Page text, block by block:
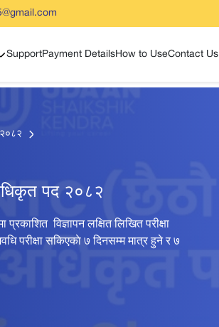
sub menu
SupportPayment DetailsHow to UseContact Us
पद २०८२
विज्ञापन लक्षित लिखित परीक्षा
परीक्षा सकिएकाे ७ दिनसम्म मात्र हुने र ७